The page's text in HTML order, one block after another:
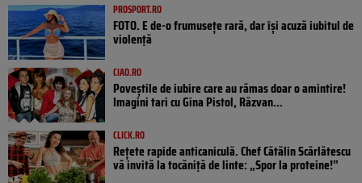
PROSPORT.RO
FOTO. E de-o frumusețe rară, dar își acuză iubitul de
violență
CIAO.RO
Poveştile de iubire care au rămas doar o amintire!
Imagini tari cu Gina Pistol, Răzvan...
CLICK.RO
Rețete rapide anticaniculă. Chef Cătălin Scărlătescu
vă invită la tocăniță de linte: „Spor la proteine!”